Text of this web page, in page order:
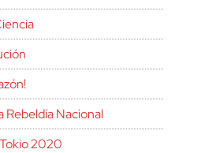
Rebeldía Nacional
2020